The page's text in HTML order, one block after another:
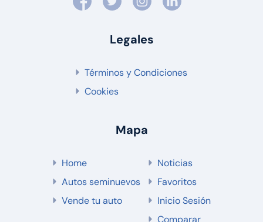
Legales
Términos y Condiciones
Cookies
Mapa
Home
Autos seminuevos
Vende tu auto
Noticias
Favoritos
Inicio Sesión
Comparar